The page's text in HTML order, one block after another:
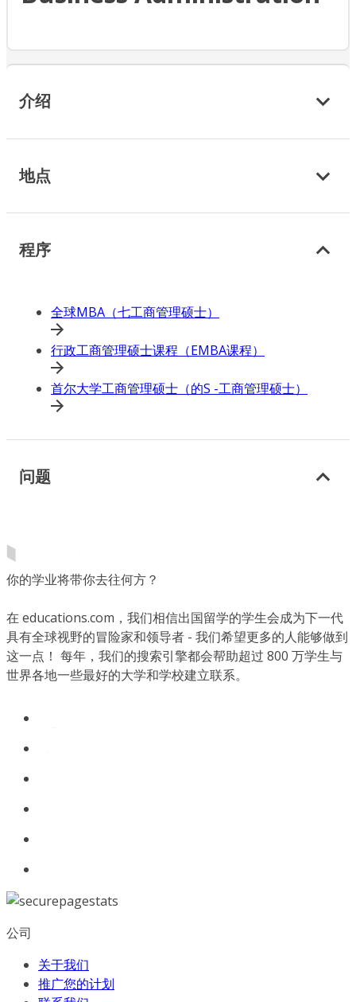
介绍
地点
程序
全球MBA（七工商管理硕士）
行政工商管理硕士课程（EMBA课程）
首尔大学工商管理硕士（的S -工商管理硕士）
问题
你的学业将带你去往何方？
在 educations.com，我们相信出国留学的学生会成为下一代
具有全球视野的冒险家和领导者 - 我们希望更多的人能够做到
这一点！ 每年，我们的搜索引擎都会帮助超过 800 万学生与
世界各地一些最好的大学和学校建立联系。
公司
关于我们
推广您的计划